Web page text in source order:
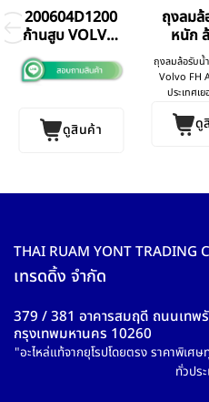
200604D1200
ก้านสูบ VOLVO
FM12 (380 แรง)
BF GERMANY
ดูสินค้า
ถุงลมล้
หนัก
ถุงลมล้อรับน้
Volvo FH
ประเทศเ
ดู
THAI RUAM YONT TRADING
เทรดดิ้ง จำกัด
379 / 381 อาคารสมฤดี ถนนเทพ
กรุงเทพมหานคร 10260
"อะไหล่แท้จากยุโรปโดยตรง ราคาพิเศ
ทั่วปร